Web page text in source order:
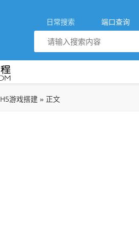
日常搜索 端口查询
H5游戏搭建 » 正文